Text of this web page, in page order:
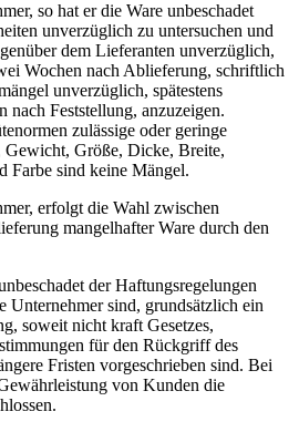
so hat er die Ware unbeschadet
unverzüglich zu untersuchen und
dem Lieferanten unverzüglich,
Wochen nach Ablieferung, schriftlich
unverzüglich, spätestens
nach Feststellung, anzuzeigen.
zulässige oder geringe
Größe, Dicke, Breite,
Farbe sind keine Mängel.
erfolgt die Wahl zwischen
mangelhafter Ware durch den
der Haftungsregelungen
Unternehmer sind, grundsätzlich ein
soweit nicht kraft Gesetzes,
für den Rückgriff des
Fristen vorgeschrieben sind. Bei
von Kunden die